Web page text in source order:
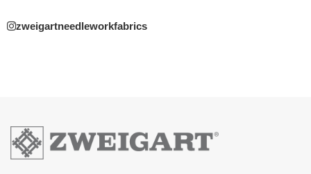
zweigartneedleworkfabrics